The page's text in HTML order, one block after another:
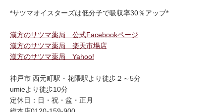
*サツマオイスターズは低分子で吸収率30％アップ*
漢方のサツマ薬局 公式Facebookページ
漢方のサツマ薬局 楽天市場店
漢方のサツマ薬局 Yahoo!
神戸市 西元町駅・花隈駅より徒歩２～5分
umieより徒歩10分
定休日：日・祝・盆・正月